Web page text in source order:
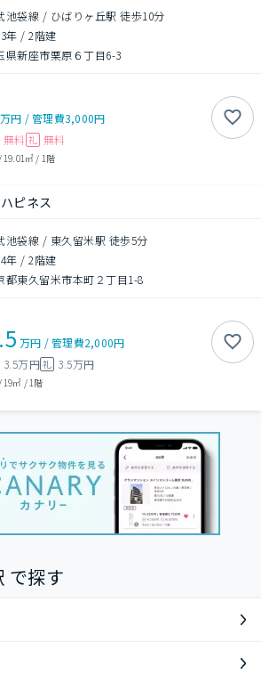
池袋線 / ひばりヶ丘駅 徒歩10分
年 /2階建
県新座市栗原６丁目6-3
万円 /管理費3,000円
無料 礼 無料
/ 19.01㎡ / 1階
ピネス
池袋線 / 東久留米駅 徒歩5分
年 /2階建
都東久留米市本町２丁目1-8
万円 /管理費2,000円
3.5万円礼 3.5万円
/ 19㎡ / 1階
で探す